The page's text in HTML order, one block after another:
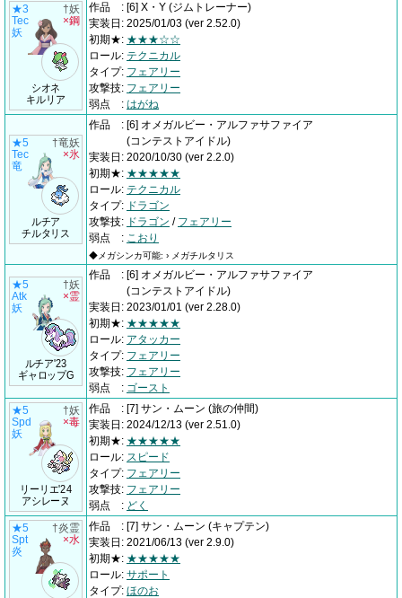
★3
Tec
妖
シオネ
キルリア
†妖
×鋼
作品 : [6] X・Y (ジムトレーナー)
実装日 : 2025/01/03 (ver 2.52.0)
初期★: ★★★☆☆
ロール: テクニカル
タイプ: フェアリー
攻撃技: フェアリー
弱点
: はがね
★5
Tec
竜
ルチア
チルタリス
†竜妖
×氷
作品 : [6] オメガルビー・アルファサファイア
(コンテストアイドル)
実装日 : 2020/10/30 (ver 2.2.0)
初期★: ★★★★★
ロール: テクニカル
タイプ: ドラゴン
攻撃技: ドラゴン / フェアリー
弱点
: こおり
◆メガシンカ可能: › メガチルタリス
★5
Atk
妖
ルチア'23
ギャロップG
†妖
×霊
作品 : [6] オメガルビー・アルファサファイア
(コンテストアイドル)
実装日 : 2023/01/01 (ver 2.28.0)
初期★: ★★★★★
ロール: アタッカー
タイプ: フェアリー
攻撃技: フェアリー
弱点
: ゴースト
★5
Spd
妖
リーリエ'24
アシレーヌ
†妖
×毒
作品 : [7] サン・ムーン (旅の仲間)
実装日 : 2024/12/13 (ver 2.51.0)
初期★: ★★★★★
ロール: スピード
タイプ: フェアリー
攻撃技: フェアリー
弱点
: どく
★5
Spt
炎
†炎霊
×水
作品 : [7] サン・ムーン (キャプテン)
実装日 : 2021/06/13 (ver 2.9.0)
初期★: ★★★★★
ロール: サポート
タイプ: ほのお